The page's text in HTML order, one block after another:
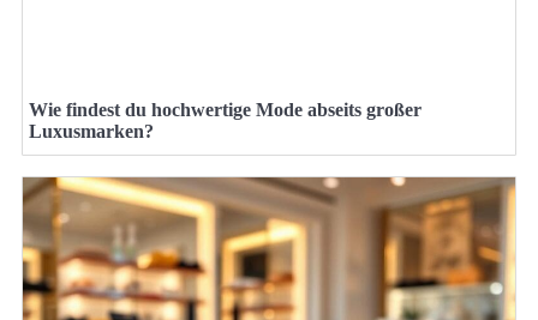
Wie findest du hochwertige Mode abseits großer
Luxusmarken?